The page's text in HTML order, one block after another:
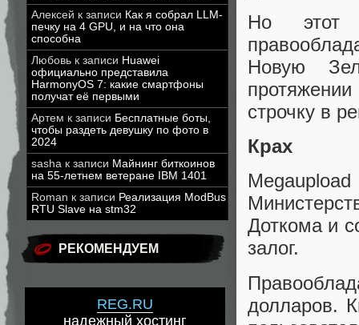
Алексей к записи Как я собрал LLM-
печку на 4 GPU, и на что она
способна
Любовь к записи Huawei
официально представила
HarmonyOS 7: какие смартфоны
получат её первыми
Артем к записи Бесплатные боты,
чтобы раздеть девушку по фото в
2024
sasha к записи Майнинг биткоинов
на 55-летнем ветеране IBM 1401
Roman к записи Реализация ModBus
RTU Slave на stm32
РЕКОМЕНДУЕМ
REG.RU
надежный хостинг
Но этот
Новую
строчку в
Крах
Доткома и
залог.
долларов.